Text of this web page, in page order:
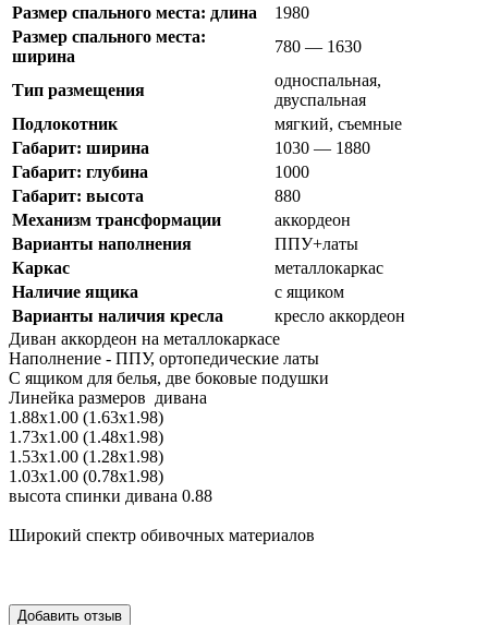
Размер спального места: длина
1980
Размер спального места:
ширина
780 — 1630
Тип размещения
односпальная,
двуспальная
Подлокотник
мягкий, съемные
Габарит: ширина
1030 — 1880
Габарит: глубина
1000
Габарит: высота
880
Механизм трансформации
аккордеон
Варианты наполнения
ППУ+латы
Каркас
металлокаркас
Наличие ящика
с ящиком
Варианты наличия кресла
кресло аккордеон
Диван аккордеон на металлокаркасе
Наполнение - ППУ, ортопедические латы
С ящиком для белья, две боковые подушки
Линейка размеров дивана
1.88х1.00 (1.63х1.98)
1.73х1.00 (1.48х1.98)
1.53х1.00 (1.28х1.98)
1.03х1.00 (0.78х1.98)
высота спинки дивана 0.88
Широкий спектр обивочных материалов